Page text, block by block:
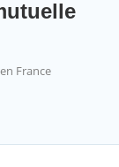
France